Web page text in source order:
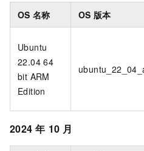
OS 名称 OS 版本
Ubuntu
22.04 64
bit ARM
Edition
2024 年 10 月